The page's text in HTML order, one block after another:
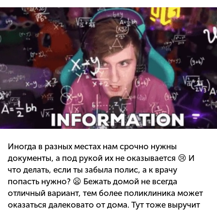
Иногда в разных местах нам срочно нужны
документы, а под рукой их не оказывается 😢 И
что делать, если ты забыла полис, а к врачу
попасть нужно? 😦 Бежать домой не всегда
отличный вариант, тем более поликлиника может
оказаться далековато от дома. Тут тоже выручит